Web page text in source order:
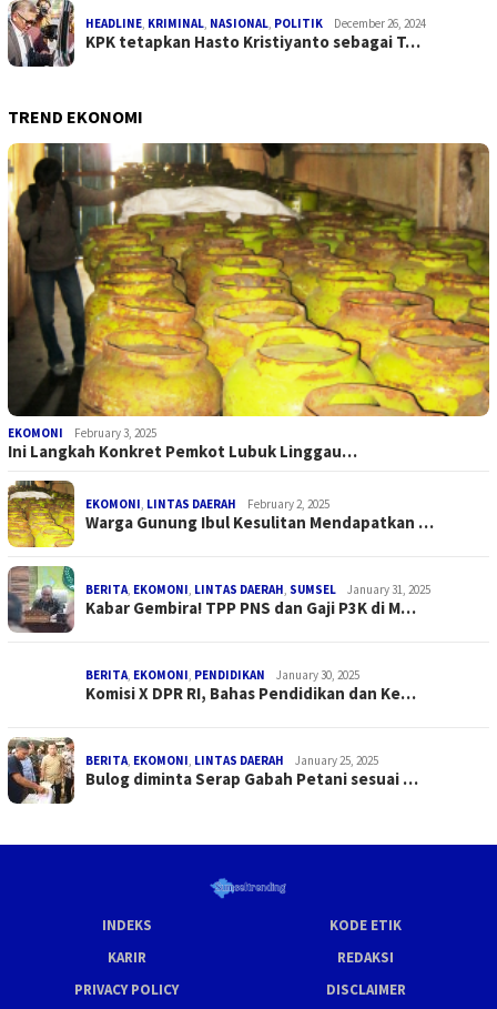
HEADLINE KRIMINAL NASIONAL POLITIK December 26, 2024
KPK tetapkan Hasto Kristiyanto sebagai T…
TREND EKONOMI
EKOMONI February 3, 2025
Ini Langkah Konkret Pemkot Lubuk Linggau…
EKOMONI LINTAS DAERAH February 2, 2025
Warga Gunung Ibul Kesulitan Mendapatkan …
BERITA EKOMONI LINTAS DAERAH SUMSEL January 31, 2025
Kabar Gembira! TPP PNS dan Gaji P3K di M…
BERITA EKOMONI PENDIDIKAN January 30, 2025
Komisi X DPR RI, Bahas Pendidikan dan Ke…
BERITA EKOMONI LINTAS DAERAH January 25, 2025
Bulog diminta Serap Gabah Petani sesuai …
INDEKS
KODE ETIK
KARIR
REDAKSI
PRIVACY POLICY
DISCLAIMER